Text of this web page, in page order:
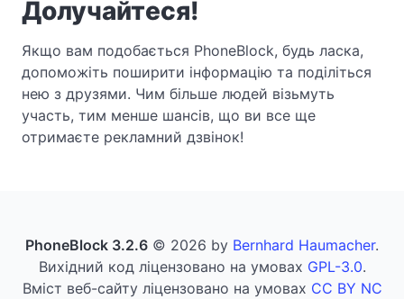
Долучайтеся!
Якщо вам подобається PhoneBlock, будь ласка,
допоможіть поширити інформацію та поділіться
нею з друзями. Чим більше людей візьмуть
участь, тим менше шансів, що ви все ще
отримаєте рекламний дзвінок!
PhoneBlock 3.2.6 © 2026 by Bernhard Haumacher.
Вихідний код ліцензовано на умовах GPL-3.0.
Вміст веб-сайту ліцензовано на умовах CC BY NC